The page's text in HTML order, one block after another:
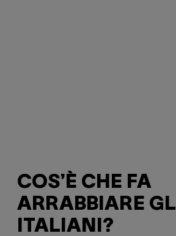
COS’È CHE FA
ARRABBIARE GLI
ITALIANI?